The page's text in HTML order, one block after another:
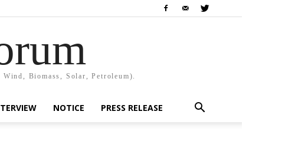
Biomass, Solar, Petroleum).
NOTICE PRESS RELEASE